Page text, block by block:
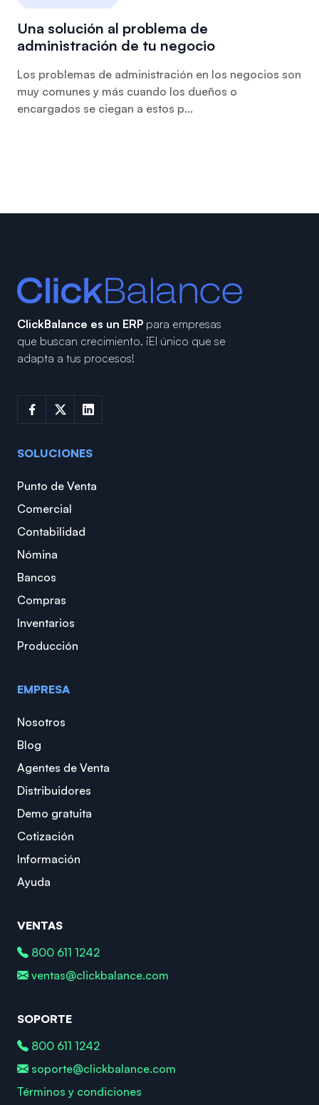
Una solución al problema de
administración de tu negocio
Los problemas de administración en los negocios son
muy comunes y más cuando los dueños o
encargados se ciegan a estos p...
ClickBalance es un ERP para empresas
que buscan crecimiento. ¡El único que se
adapta a tus procesos!
SOLUCIONES
Punto de Venta
Comercial
Contabilidad
Nómina
Bancos
Compras
Inventarios
Producción
EMPRESA
Nosotros
Blog
Agentes de Venta
Distribuidores
Demo gratuita
Cotización
Información
Ayuda
VENTAS
800 611 1242
ventas@clickbalance.com
SOPORTE
800 611 1242
soporte@clickbalance.com
Términos y condiciones